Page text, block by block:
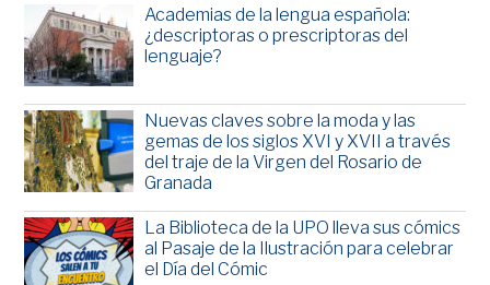
Academias de la lengua española:
¿descriptoras o prescriptoras del
lenguaje?
Nuevas claves sobre la moda y las
gemas de los siglos XVI y XVII a través
del traje de la Virgen del Rosario de
Granada
La Biblioteca de la UPO lleva sus cómics
al Pasaje de la Ilustración para celebrar
el Día del Cómic